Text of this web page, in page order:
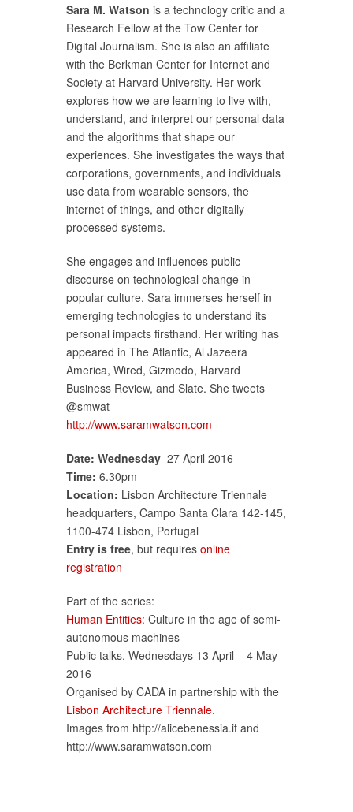
Sara M. Watson is a technology critic and a
Research Fellow at the Tow Center for
Digital Journalism. She is also an affiliate
with the Berkman Center for Internet and
Society at Harvard University. Her work
explores how we are learning to live with,
understand, and interpret our personal data
and the algorithms that shape our
experiences. She investigates the ways that
corporations, governments, and individuals
use data from wearable sensors, the
internet of things, and other digitally
processed systems.
She engages and influences public
discourse on technological change in
popular culture. Sara immerses herself in
emerging technologies to understand its
personal impacts firsthand. Her writing has
appeared in The Atlantic, Al Jazeera
America, Wired, Gizmodo, Harvard
Business Review, and Slate. She tweets
@smwat
http://www.saramwatson.com
Date: Wednesday 27 April 2016
Time: 6.30pm
Location: Lisbon Architecture Triennale
headquarters, Campo Santa Clara 142-145,
1100-474 Lisbon, Portugal
Entry is free, but requires online
registration
Part of the series:
Human Entities: Culture in the age of semi-
autonomous machines
Public talks, Wednesdays 13 April – 4 May
2016
Organised by CADA in partnership with the
Lisbon Architecture Triennale.
Images from http://alicebenessia.it and
http://www.saramwatson.com